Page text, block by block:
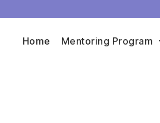
Home Mentoring Program